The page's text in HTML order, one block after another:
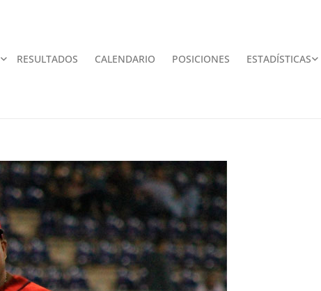
RESULTADOS CALENDARIO POSICIONES ESTADÍSTICAS